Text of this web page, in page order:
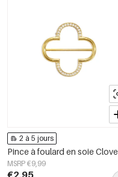
2 à 5 jours
MSRP €9,99
€2,95